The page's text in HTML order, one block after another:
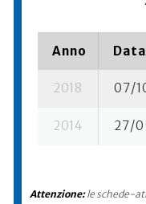
Anno Data
2018 07/
2014 27/
Attenzione:le schede-